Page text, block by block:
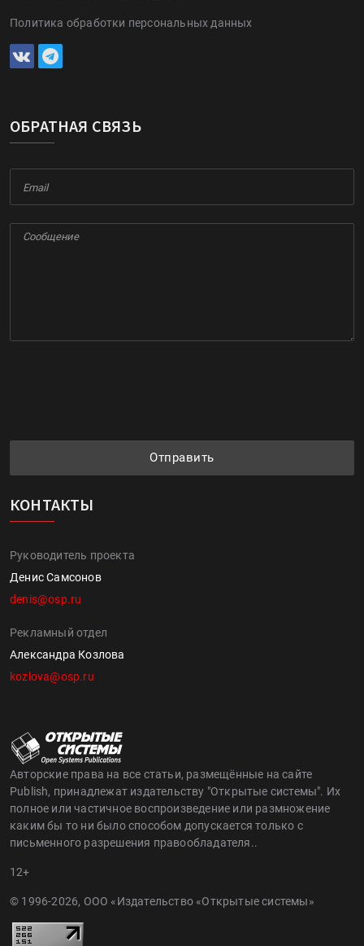
Политика обработки персональных данных
ОБРАТНАЯ СВЯЗЬ
Отправить
КОНТАКТЫ
Руководитель проекта
Денис Самсонов
denis@osp.ru
Рекламный отдел
Александра Козлова
kozlova@osp.ru
Авторские права на все статьи, размещённые на сайте
Publish, принадлежат издательству "Открытые системы". Их
полное или частичное воспроизведение или размножение
каким бы то ни было способом допускается только с
письменного разрешения правообладателя..
12+
© 1996-2026, ООО «Издательство «Открытые системы»